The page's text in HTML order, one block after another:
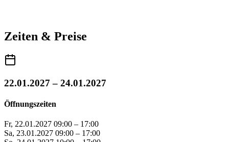
Zeiten & Preise
22.01.2027 – 24.01.2027
Öffnungszeiten
Fr, 22.01.2027 09:00 – 17:00
Sa, 23.01.2027 09:00 – 17:00